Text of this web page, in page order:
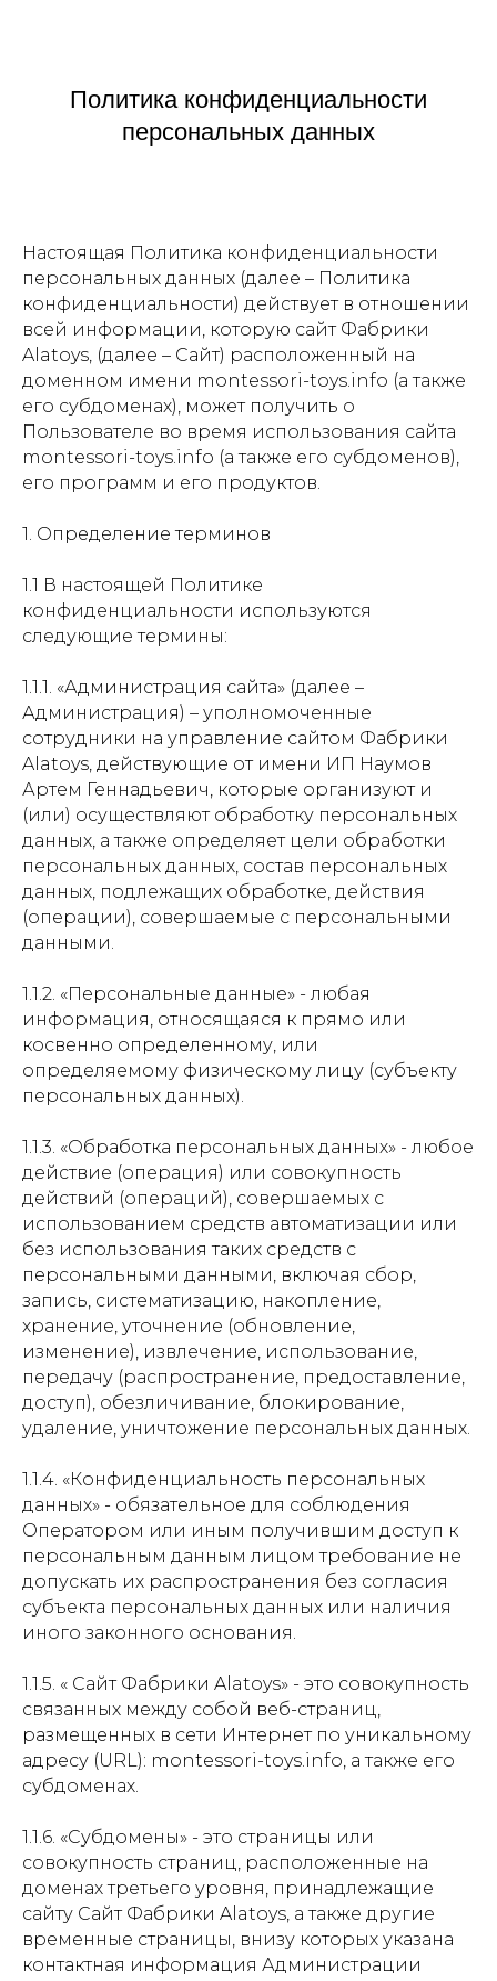
Политика конфиденциальности
персональных данных
Настоящая Политика конфиденциальности
персональных данных (далее – Политика
конфиденциальности) действует в отношении
всей информации, которую сайт Фабрики
Alatoys, (далее – Сайт) расположенный на
доменном имени montessori-toys.info (а также
его субдоменах), может получить о
Пользователе во время использования сайта
montessori-toys.info (а также его субдоменов),
его программ и его продуктов.
1. Определение терминов
1.1 В настоящей Политике
конфиденциальности используются
следующие термины:
1.1.1. «Администрация сайта» (далее –
Администрация) – уполномоченные
сотрудники на управление сайтом Фабрики
Alatoys, действующие от имени ИП Наумов
Артем Геннадьевич, которые организуют и
(или) осуществляют обработку персональных
данных, а также определяет цели обработки
персональных данных, состав персональных
данных, подлежащих обработке, действия
(операции), совершаемые с персональными
данными.
1.1.2. «Персональные данные» - любая
информация, относящаяся к прямо или
косвенно определенному, или
определяемому физическому лицу (субъекту
персональных данных).
1.1.3. «Обработка персональных данных» - любое
действие (операция) или совокупность
действий (операций), совершаемых с
использованием средств автоматизации или
без использования таких средств с
персональными данными, включая сбор,
запись, систематизацию, накопление,
хранение, уточнение (обновление,
изменение), извлечение, использование,
передачу (распространение, предоставление,
доступ), обезличивание, блокирование,
удаление, уничтожение персональных данных.
1.1.4. «Конфиденциальность персональных
данных» - обязательное для соблюдения
Оператором или иным получившим доступ к
персональным данным лицом требование не
допускать их распространения без согласия
субъекта персональных данных или наличия
иного законного основания.
1.1.5. « Сайт Фабрики Alatoys» - это совокупность
связанных между собой веб-страниц,
размещенных в сети Интернет по уникальному
адресу (URL): montessori-toys.info, а также его
субдоменах.
1.1.6. «Субдомены» - это страницы или
совокупность страниц, расположенные на
доменах третьего уровня, принадлежащие
сайту Сайт Фабрики Alatoys, а также другие
временные страницы, внизу которых указана
контактная информация Администрации